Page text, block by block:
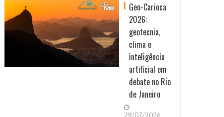
Geo-Carioca
2026:
geotecnia,
clima e
inteligência
artificial em
debate no Rio
de Janeiro
29/07/2026